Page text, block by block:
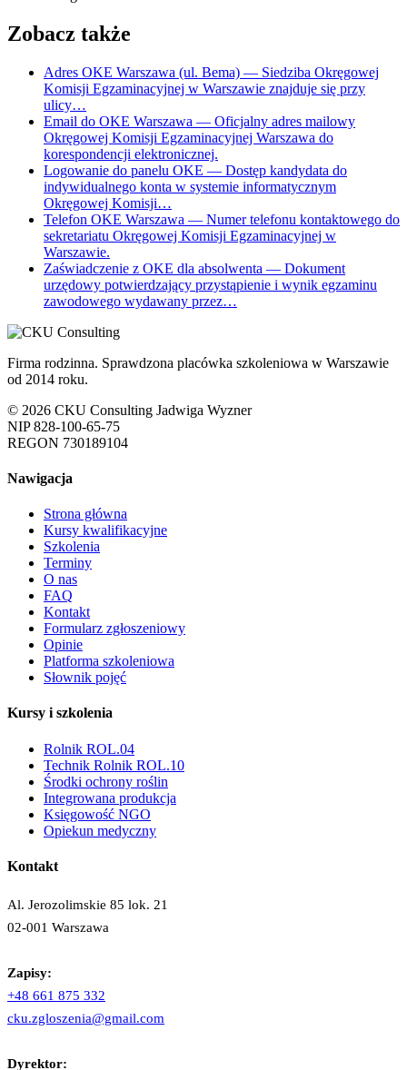
Zobacz także
Adres OKE Warszawa (ul. Bema) — Siedziba Okręgowej
Komisji Egzaminacyjnej w Warszawie znajduje się przy
ulicy…
Email do OKE Warszawa — Oficjalny adres mailowy
Okręgowej Komisji Egzaminacyjnej Warszawa do
korespondencji elektronicznej.
Logowanie do panelu OKE — Dostęp kandydata do
indywidualnego konta w systemie informatycznym
Okręgowej Komisji…
Telefon OKE Warszawa — Numer telefonu kontaktowego do
sekretariatu Okręgowej Komisji Egzaminacyjnej w
Warszawie.
Zaświadczenie z OKE dla absolwenta — Dokument
urzędowy potwierdzający przystąpienie i wynik egzaminu
zawodowego wydawany przez…
Firma rodzinna. Sprawdzona placówka szkoleniowa w Warszawie
od 2014 roku.
© 2026 CKU Consulting Jadwiga Wyzner
NIP 828-100-65-75
REGON 730189104
Nawigacja
Strona główna
Kursy kwalifikacyjne
Szkolenia
Terminy
O nas
FAQ
Kontakt
Formularz zgłoszeniowy
Opinie
Platforma szkoleniowa
Słownik pojęć
Kursy i szkolenia
Rolnik ROL.04
Technik Rolnik ROL.10
Środki ochrony roślin
Integrowana produkcja
Księgowość NGO
Opiekun medyczny
Kontakt
Al. Jerozolimskie 85 lok. 21
02-001 Warszawa
Zapisy:
+48 661 875 332
cku.zgloszenia@gmail.com
Dyrektor: